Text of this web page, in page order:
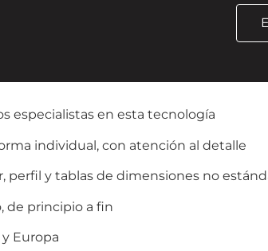
especialistas en esta tecnología
individual, con atención al detalle
perfil y tablas de dimensiones no
de principio a fin
Europa